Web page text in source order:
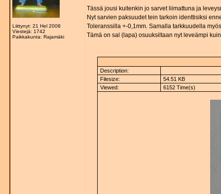
Liittynyt: 21 Hel 2008
Viestejä: 1742
Paikkakunta: Rajamäki
Tässä jousi kuitenkin jo sarvet liimattuna ja
Nyt sarvien paksuudet tein tarkoin identtisiksi
Toleranssilla +-0,1mm. Samalla tarkkuudella
Tämä on sal (lapa) osuuksiltaan nyt leveämpi
Description:
Filesize:
54.51 KB
Viewed:
6152 Time(s)